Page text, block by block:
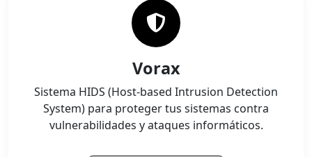
Vorax
Sistema HIDS (Host-based Intrusion Detection
System) para proteger tus sistemas contra
vulnerabilidades y ataques informáticos.